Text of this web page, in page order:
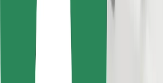
¡Conseguí un viaje en minutos!
Descargar la app de Bolt
Encontrá tu comida favorita